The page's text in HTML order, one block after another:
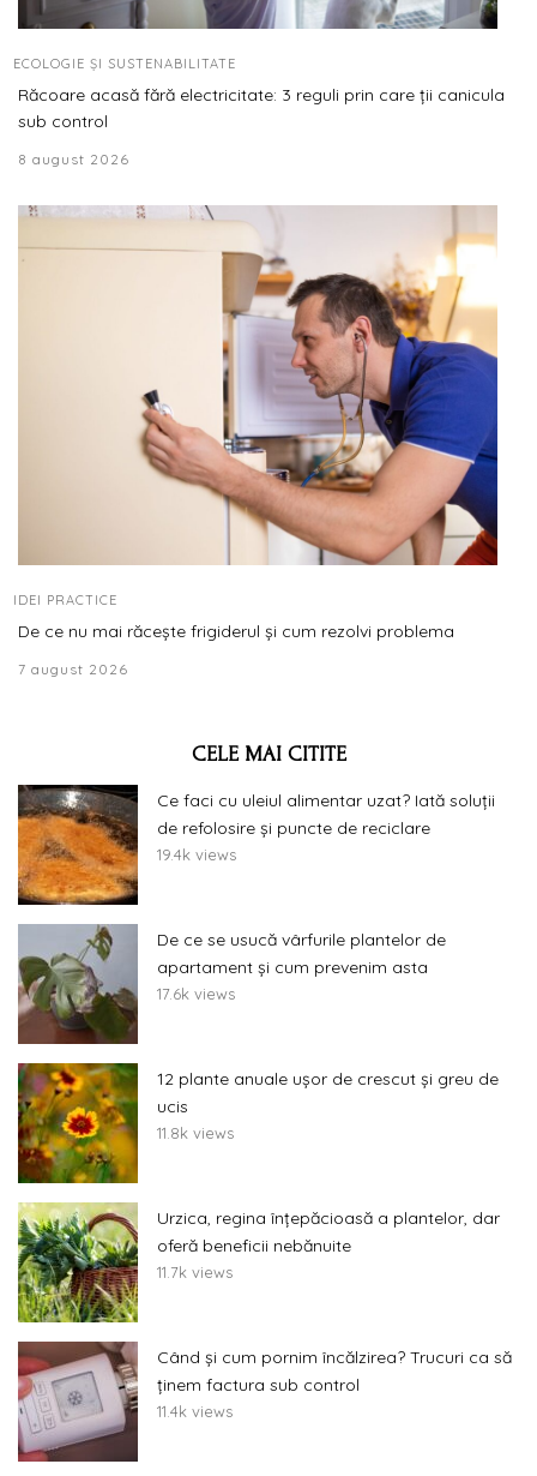
ECOLOGIE ȘI SUSTENABILITATE
Răcoare acasă fără electricitate: 3 reguli prin care ții canicula
sub control
8 august 2026
IDEI PRACTICE
De ce nu mai răcește frigiderul și cum rezolvi problema
7 august 2026
CELE MAI CITITE
Ce faci cu uleiul alimentar uzat? Iată soluții
de refolosire și puncte de reciclare
19.4k views
De ce se usucă vârfurile plantelor de
apartament și cum prevenim asta
17.6k views
12 plante anuale ușor de crescut și greu de
ucis
11.8k views
Urzica, regina înțepăcioasă a plantelor, dar
oferă beneficii nebănuite
11.7k views
Când și cum pornim încălzirea? Trucuri ca să
ținem factura sub control
11.4k views